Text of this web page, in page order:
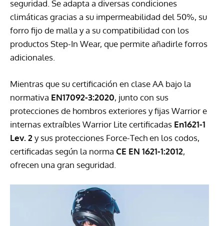
seguridad. Se adapta a diversas condiciones
climáticas gracias a su impermeabilidad del 50%, su
forro fijo de malla y a su compatibilidad con los
productos Step-In Wear, que permite añadirle forros
adicionales.
Mientras que su certificación en clase AA bajo la
normativa EN17092-3:2020, junto con sus
protecciones de hombros exteriores y fijas Warrior e
internas extraíbles Warrior Lite certificadas En1621-1
Lev. 2 y sus protecciones Force-Tech en los codos,
certificadas según la norma CE EN 1621-1:2012,
ofrecen una gran seguridad.